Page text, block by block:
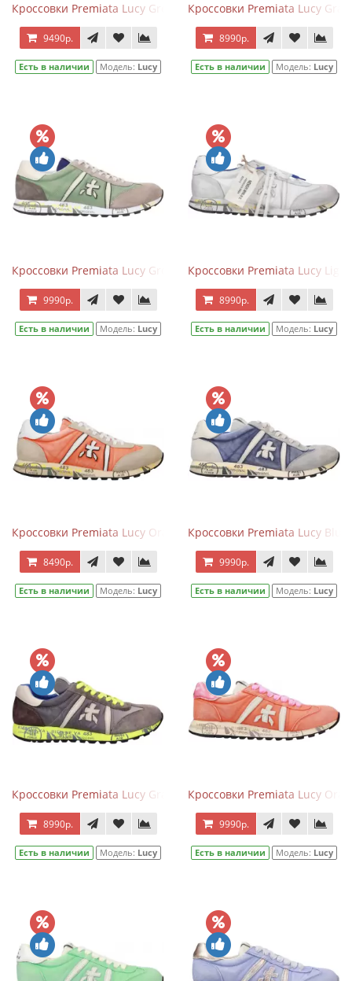
Кроссовки Premiata Lucy Green Gray
9490р.
Есть в наличии Модель: Lucy
Кроссовки Premiata Lucy
8990р.
Есть в наличии Модель: Lucy
Кроссовки Premiata Lucy Green Light Gray
9990р.
Есть в наличии Модель: Lucy
Кроссовки Premiata Lucy
8990р.
Есть в наличии Модель: Lucy
Кроссовки Premiata Lucy Orange Light Brown
8490р.
Есть в наличии Модель: Lucy
Кроссовки Premiata Lucy Blue
9990р.
Есть в наличии Модель: Lucy
Кроссовки Premiata Lucy Graphite Yellow
8990р.
Есть в наличии Модель: Lucy
Кроссовки Premiata Lucy
9990р.
Есть в наличии Модель: Lucy